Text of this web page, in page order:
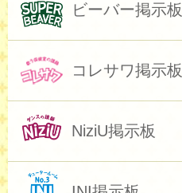
ビーバー掲示板
コレサワ掲示板
NiziU掲示板